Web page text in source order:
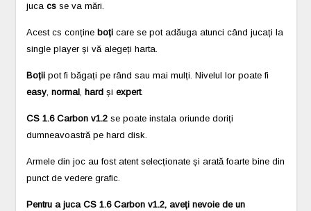
juca cs se va mări.
Acest cs conține boți care se pot adăuga atunci când jucați la
single player și vă alegeți harta.
Boții pot fi băgați pe rând sau mai mulți. Nivelul lor poate fi
easy,normal, hard și expert.
CS 1.6 Carbon v1.2 se poate instala oriunde doriți
dumneavoastră pe hard disk.
Armele din joc au fost atent selecționate și arată foarte bine din
punct de vedere grafic.
Pentru a juca CS 1.6 Carbon v1.2, aveți nevoie de un